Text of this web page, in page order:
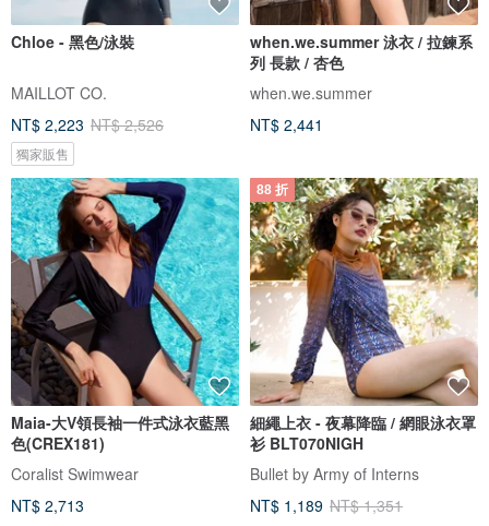
Chloe - 黑色/泳裝
MAILLOT CO.
NT$ 2,223 NT$ 2,526
獨家販售
when.we.summer 泳衣 / 拉鍊系
列 長款 / 杏色
when.we.summer
NT$ 2,441
Maia-大V領長袖一件式泳衣藍黑
色(CREX181)
Coralist Swimwear
NT$ 2,713
88 折
細繩上衣 - 夜幕降臨 / 網眼泳衣罩
衫 BLT070NIGH
Bullet by Army of Interns
NT$ 1,189 NT$ 1,351